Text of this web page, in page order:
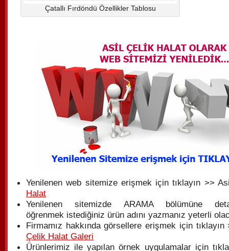
Çatallı Fırdöndü Özellikler Tablosu
Yenilenen web sitemize erişmek için tıklayın >>
Halat
Yenilenen sitemizde ARAMA bölümüne
öğrenmek istediğiniz ürün adını yazmanız yeterli
Firmamız hakkında görsellere erişmek için tıklayın
Çelik Halat Galeri
Ürünlerimiz ile yapılan örnek uygulamalar için